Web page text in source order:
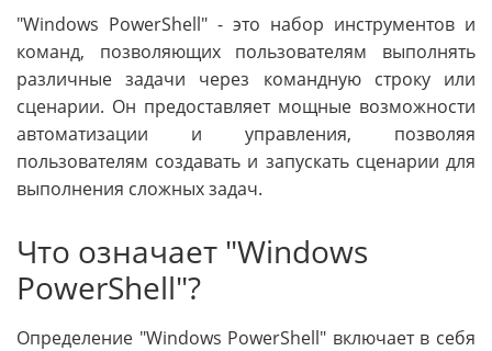
"Windows PowerShell" - это набор инструментов и
команд, позволяющих пользователям выполнять
различные задачи через командную строку или
сценарии. Он предоставляет мощные возможности
автоматизации и управления, позволяя
пользователям создавать и запускать сценарии для
выполнения сложных задач.
Что означает "Windows
PowerShell"?
Определение "Windows PowerShell" включает в себя